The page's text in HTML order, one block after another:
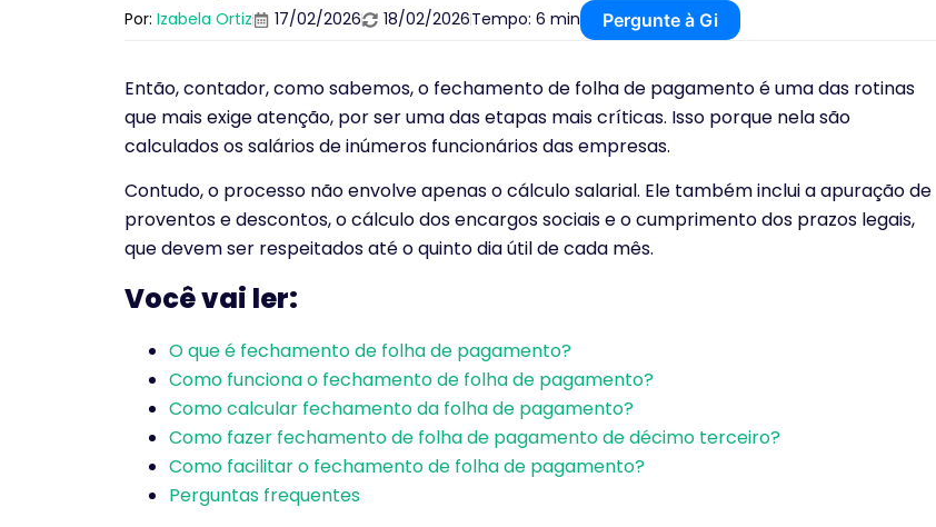
Por: Izabela Ortiz 17/02/2026 18/02/2026Tempo: 6 min Pergunte à Gi
Então, contador, como sabemos, o fechamento de folha de pagamento é uma das rotinas
que mais exige atenção, por ser uma das etapas mais críticas. Isso porque nela são
calculados os salários de inúmeros funcionários das empresas.
Contudo, o processo não envolve apenas o cálculo salarial. Ele também inclui a apuração de
proventos e descontos, o cálculo dos encargos sociais e o cumprimento dos prazos legais,
que devem ser respeitados até o quinto dia útil de cada mês.
Você vai ler:
O que é fechamento de folha de pagamento​?
Como funciona o fechamento de folha de pagamento?
Como calcular fechamento da folha de pagamento?
Como fazer fechamento de folha de pagamento de décimo terceiro?
Como facilitar o fechamento de folha de pagamento?
Perguntas frequentes